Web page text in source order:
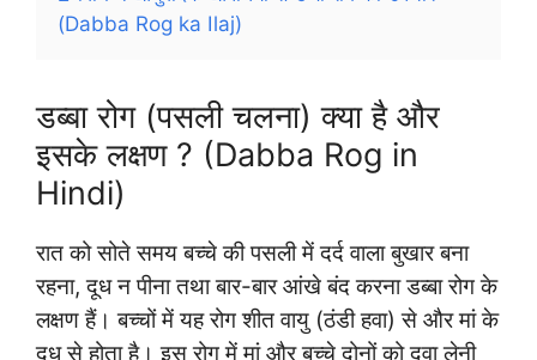
(Dabba Rog ka Ilaj)
डब्बा रोग (पसली चलना) क्या है और
इसके लक्षण ? (Dabba Rog in
Hindi)
रात को सोते समय बच्चे की पसली में दर्द वाला बुखार बना
रहना, दूध न पीना तथा बार-बार आंखे बंद करना डब्बा रोग के
लक्षण हैं। बच्चों में यह रोग शीत वायु (ठंडी हवा) से और मां के
दूध से होता है। इस रोग में मां और बच्चे दोनों को दवा लेनी